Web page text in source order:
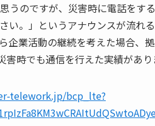
うのですが、災害時に電話をす
い。」というアナウンスが流れ
企業活動の継続を考えた場合、
時でも通信を行えた実績があり
telework.jp/bcp_lte?